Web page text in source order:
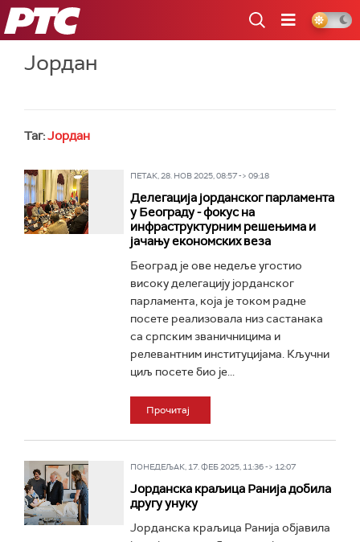
РТС
Јордан
Таг:Јордан
ПЕТАК, 28. НОВ 2025, 08:57 -> 09:18
Делегација јорданског парламента
у Београду - фокус на
инфраструктурним решењима и
јачању економских веза
Београд је ове недеље угостио
високу делегацију јорданског
парламента, која је током радне
посете реализовала низ састанака
са српским званичницима и
релевантним институцијама. Кључни
циљ посете био је...
Прочитај
ПОНЕДЕЉАК, 17. ФЕБ 2025, 11:36 -> 12:07
Јорданска краљица Ранија добила
другу унуку
Јорданска краљица Ранија објавила